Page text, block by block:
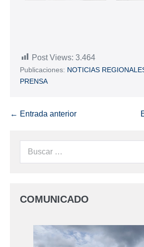
Post Views: 3.464
Publicaciones: NOTICIAS
PRENSA
← Entrada anterior
COMUNICADO